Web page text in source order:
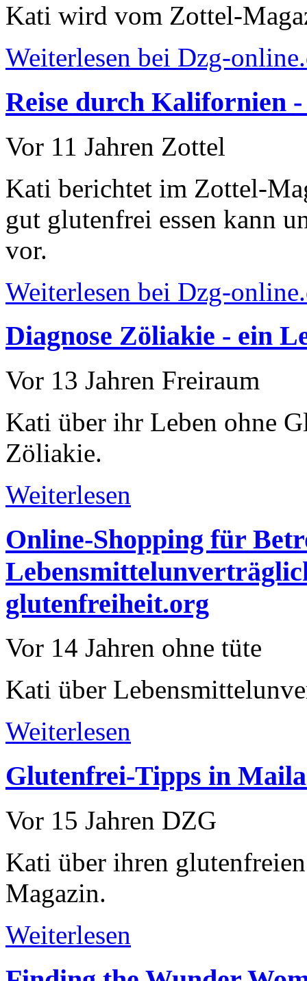
Kati wird vom Zottel-
Weiterlesen bei Dzg-
Reise durch Kalifornien
Vor 11 Jahren Zottel
Kati berichtet im Zottel-
gut glutenfrei essen kann
vor.
Weiterlesen bei Dzg-
Diagnose Zöliakie - ein
Vor 13 Jahren Freiraum
Kati über ihr Leben ohne
Zöliakie.
Weiterlesen
Online-Shopping für
glutenfreiheit.org
Vor 14 Jahren ohne tüte
Kati über
Weiterlesen
Glutenfrei-Tipps in
Vor 15 Jahren DZG
Kati über ihren
Magazin.
Weiterlesen